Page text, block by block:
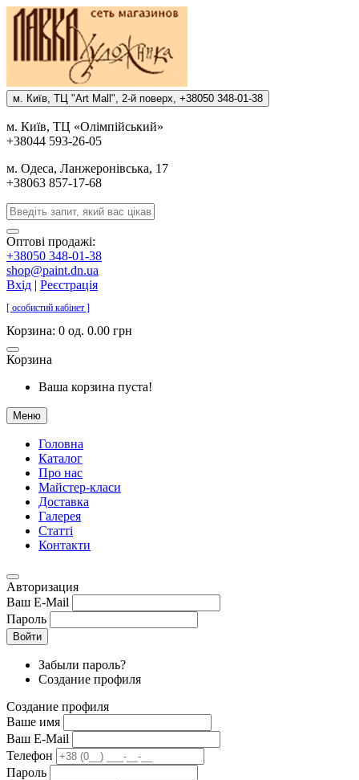
м. Киïв, ТЦ "Art Mall", 2-й поверх, +38050 348-01-38
м. Киïв, ТЦ «Олiмпiйський»
+38044 593-26-05
м. Одеса, Ланжеронiвська, 17
+38063 857-17-68
Оптові продажі:
+38050 348-01-38
shop@paint.dn.ua
Вхід | Реєстрація
[ особистий кабінет ]
Корзина: 0 од. 0.00 грн
Корзина
Ваша корзина пуста!
Меню
Головна
Каталог
Про нас
Майстер-класи
Доставка
Галерея
Статтi
Контакти
Авторизация
Ваш E-Mail
Пароль
Войти
Забыли пароль?
Создание профиля
Создание профиля
Ваше имя
Ваш E-Mail
Телефон
Пароль